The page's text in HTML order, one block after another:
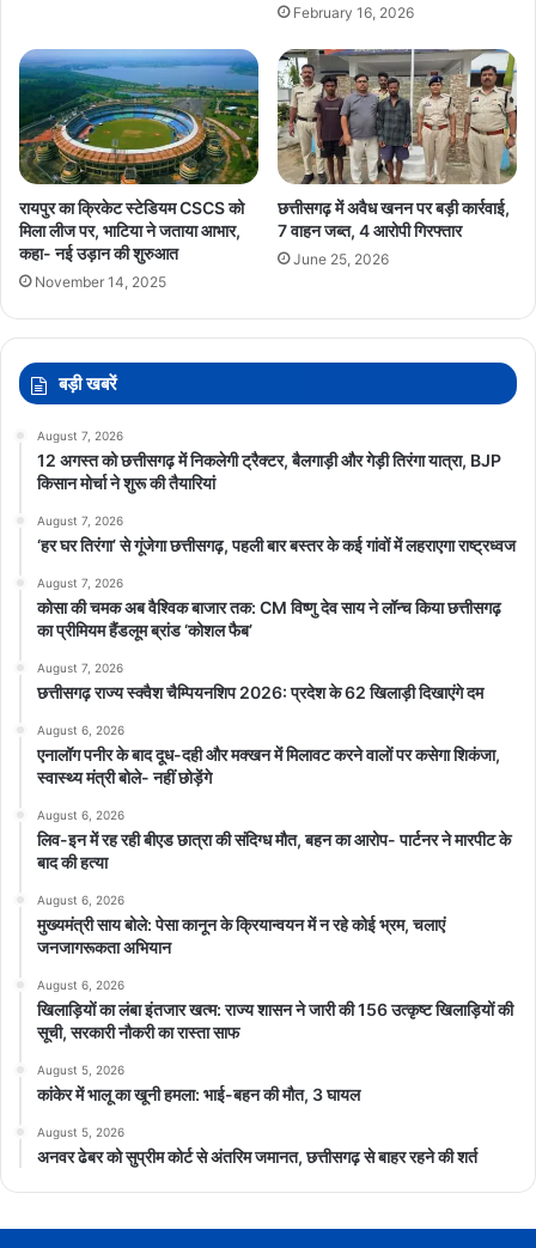
February 16, 2026
रायपुर का क्रिकेट स्टेडियम CSCS को
मिला लीज पर, भाटिया ने जताया आभार,
कहा- नई उड़ान की शुरुआत
November 14, 2025
छत्तीसगढ़ में अवैध खनन पर बड़ी कार्रवाई,
7 वाहन जब्त, 4 आरोपी गिरफ्तार
June 25, 2026
बड़ी खबरें
August 7, 2026
12 अगस्त को छत्तीसगढ़ में निकलेगी ट्रैक्टर, बैलगाड़ी और गेड़ी तिरंगा यात्रा, BJP
किसान मोर्चा ने शुरू की तैयारियां
August 7, 2026
‘हर घर तिरंगा’ से गूंजेगा छत्तीसगढ़, पहली बार बस्तर के कई गांवों में लहराएगा राष्ट्रध्वज
August 7, 2026
कोसा की चमक अब वैश्विक बाजार तक: CM विष्णु देव साय ने लॉन्च किया छत्तीसगढ़
का प्रीमियम हैंडलूम ब्रांड ‘कोशल फैब’
August 7, 2026
छत्तीसगढ़ राज्य स्क्वैश चैम्पियनशिप 2026: प्रदेश के 62 खिलाड़ी दिखाएंगे दम
August 6, 2026
एनालॉग पनीर के बाद दूध-दही और मक्खन में मिलावट करने वालों पर कसेगा शिकंजा,
स्वास्थ्य मंत्री बोले- नहीं छोड़ेंगे
August 6, 2026
लिव-इन में रह रही बीएड छात्रा की संदिग्ध मौत, बहन का आरोप- पार्टनर ने मारपीट के
बाद की हत्या
August 6, 2026
मुख्यमंत्री साय बोले: पेसा कानून के क्रियान्वयन में न रहे कोई भ्रम, चलाएं
जनजागरूकता अभियान
August 6, 2026
खिलाड़ियों का लंबा इंतजार खत्म: राज्य शासन ने जारी की 156 उत्कृष्ट खिलाड़ियों की
सूची, सरकारी नौकरी का रास्ता साफ
August 5, 2026
कांकेर में भालू का खूनी हमला: भाई-बहन की मौत, 3 घायल
August 5, 2026
अनवर ढेबर को सुप्रीम कोर्ट से अंतरिम जमानत, छत्तीसगढ़ से बाहर रहने की शर्त